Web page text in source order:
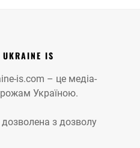
IS
is.com – це медіа-
Україною.
дозволена з дозволу